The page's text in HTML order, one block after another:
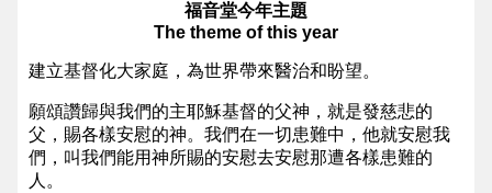
福音堂今年主題
The theme of this year
建立基督化大家庭，為世界帶來醫治和盼望。
願頌讚歸與我們的主耶穌基督的父神，就是發慈悲的
父，賜各樣安慰的神。我們在一切患難中，他就安慰我
們，叫我們能用神所賜的安慰去安慰那遭各樣患難的
人。